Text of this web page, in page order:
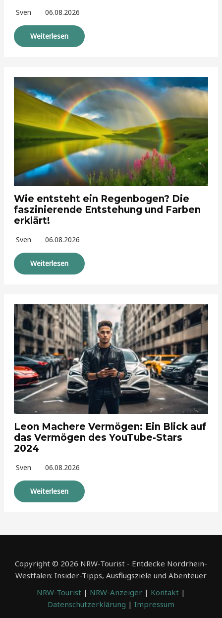
Sven 06.08.2026
Weiterlesen
Wie entsteht ein Regenbogen? Die
faszinierende Entstehung und Farben
erklärt!
Sven 06.08.2026
Weiterlesen
Leon Machere Vermögen: Ein Blick auf
das Vermögen des YouTube-Stars
2024
Sven 06.08.2026
Weiterlesen
Copyright © 2026 NRW-Tourist - Entdecke Nordrhein-
Westfalen: Insider-Tipps, Ausflugsziele und Abenteuer
NRW-Tourist | NRW-Anzeiger | Kontakt |
Datenschutzerklärung | Impressum